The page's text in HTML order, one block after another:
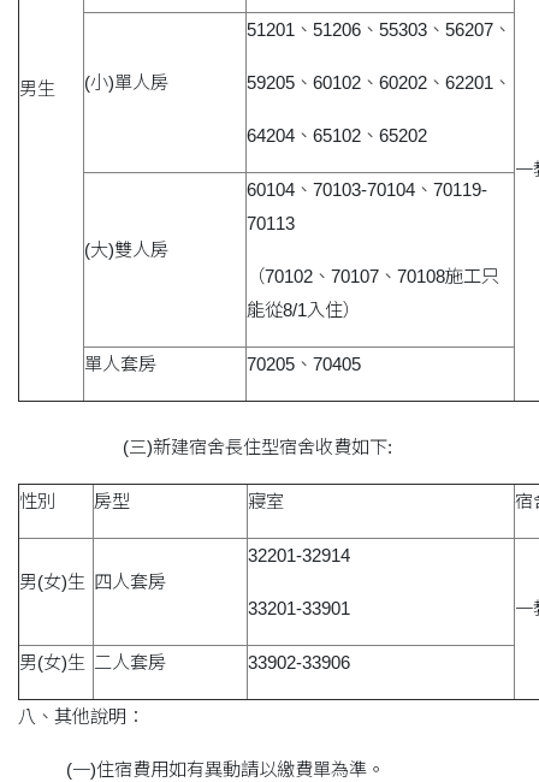
男生
一
(小)單人房
51201、51206、55303、56207、
59205、60102、60202、62201、
64204、65102、65202
(大)雙人房
60104、70103-70104、70119-
70113
（70102、70107、70108施工只
能從8/1入住）
單人套房 70205、70405
(三)新建宿舍長住型宿舍收費如下:
性別 房型 寢室 宿
男(女)生 四人套房
32201-32914
33201-33901 一
男(女)生 二人套房 33902-33906
八、其他說明：
(一)住宿費用如有異動請以繳費單為準。